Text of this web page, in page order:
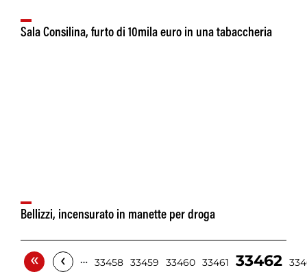
Sala Consilina, furto di 10mila euro in una tabaccheria
Bellizzi, incensurato in manette per droga
« ‹ … 33458 33459 33460 33461 33462